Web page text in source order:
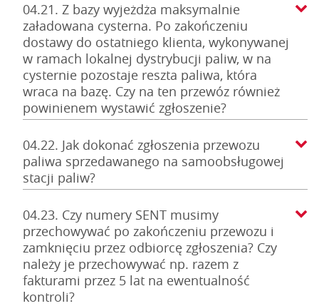
04.21. Z bazy wyjeżdża maksymalnie
załadowana cysterna. Po zakończeniu
dostawy do ostatniego klienta, wykonywanej
w ramach lokalnej dystrybucji paliw, w na
cysternie pozostaje reszta paliwa, która
wraca na bazę. Czy na ten przewóz również
powinienem wystawić zgłoszenie?
04.22. Jak dokonać zgłoszenia przewozu
paliwa sprzedawanego na samoobsługowej
stacji paliw?
04.23. Czy numery SENT musimy
przechowywać po zakończeniu przewozu i
zamknięciu przez odbiorcę zgłoszenia? Czy
należy je przechowywać np. razem z
fakturami przez 5 lat na ewentualność
kontroli?